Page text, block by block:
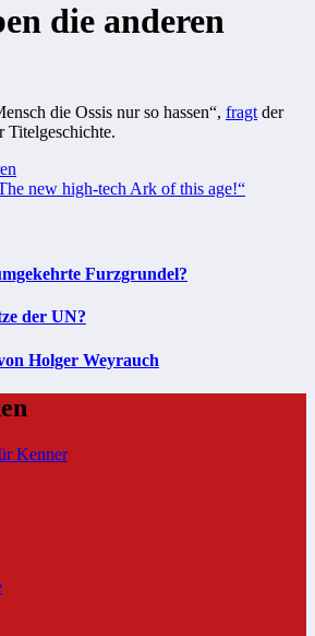
die anderen
die Ossis nur so hassen“, fragt der
Titelgeschichte.
new high-tech Ark of this age!“
Furzgrundel?
der UN?
Holger Weyrauch
Kenner